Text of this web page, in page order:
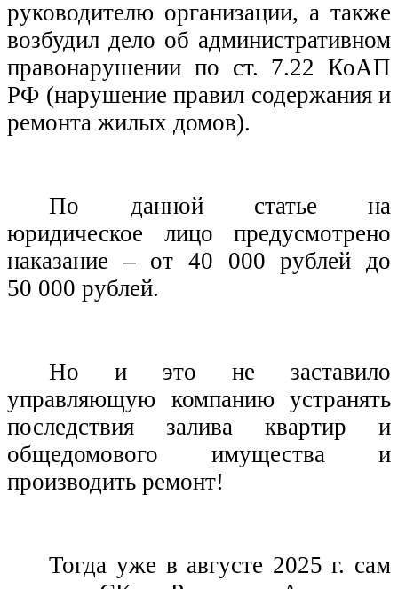
руководителю организации, а также
возбудил дело об административном
правонарушении по ст. 7.22 КоАП
РФ (нарушение правил содержания и
ремонта жилых домов).
По данной статье на
юридическое лицо предусмотрено
наказание – от 40 000 рублей до
50 000 рублей.
Но и это не заставило
управляющую компанию устранять
последствия залива квартир и
общедомового имущества и
производить ремонт!
Тогда уже в августе 2025 г. сам